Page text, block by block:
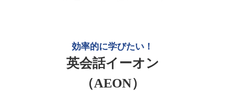
効率的に学びたい！
英会話イーオン
（AEON）